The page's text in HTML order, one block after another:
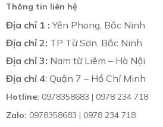
Thông tin liên hệ
Địa chỉ 1 :Yên Phong, Bắc Ninh
Địa chỉ 2: TP Từ Sơn, Bắc Ninh
Địa chỉ 3: Nam từ Liêm – Hà Nội
Địa chỉ 4: Quận 7 – Hồ Chí Minh
Hotline: 0978358683 | 0978 234 718
Zalo: 0978358683 | 0978 234 718